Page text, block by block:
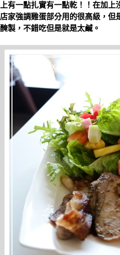
上有一點扎實有一點乾！！在加
店家強調雞蛋部分用的很高級，但
醃製，不錯吃但是就是太鹹。